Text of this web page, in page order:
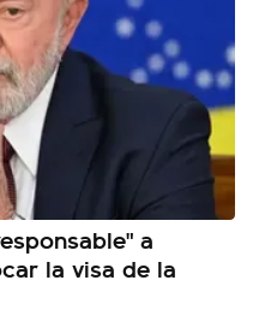
a
la visa de la